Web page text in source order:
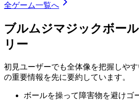
全ゲーム一覧へ
ブルムジマジックボール
リー
初見ユーザーでも全体像を把握しや
の重要情報を先に要約しています。
ボールを操って障害物を避けゴ